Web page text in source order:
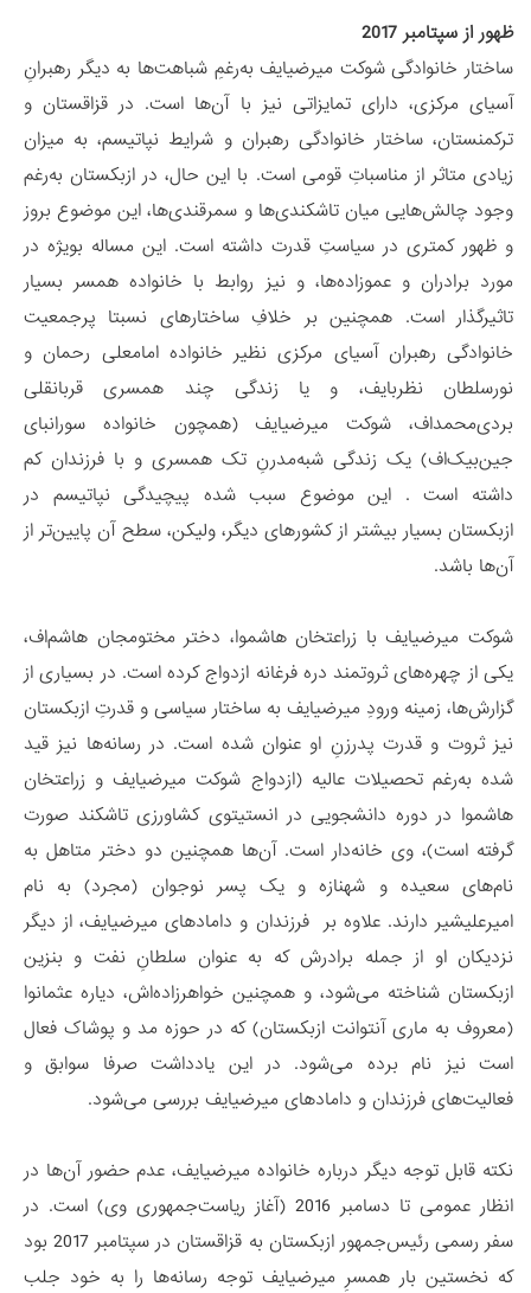
ظهور از سپتامبر 2017
ساختار خانوادگی شوکت میرضیایف به‌رغمِ شباهت‌ها به دیگر رهبرانِ
آسیای مرکزی، دارای تمایزاتی نیز با آن‌ها است. در قزاقستان و
ترکمنستان، ساختار خانوادگی رهبران و شرایط نپاتیسم، به میزان
زیادی متاثر از مناسباتِ قومی است. با این حال، در ازبکستان به‌رغم
وجود چالش‌هایی میان تاشکندی‌ها و سمرقندی‌ها، این موضوع بروز
و ظهور کمتری در سیاستِ قدرت داشته است. این مساله بویژه در
مورد برادران و عموزاده‌ها، و نیز روابط با خانواده همسر بسیار
تاثیرگذار است. همچنین بر خلافِ ساختارهای نسبتا پرجمعیت
خانوادگی رهبران آسیای مرکزی نظیر خانواده امامعلی رحمان و
نورسلطان نظربایف، و یا زندگی چند همسری قربانقلی
بردی‌محمداف، شوکت میرضیایف (همچون خانواده سورانبای
جین‌بیک‌اف) یک زندگی شبه‌مدرنِ تک همسری و با فرزندان کم
داشته است . این موضوع سبب شده پیچیدگی نپاتیسم در
ازبکستان بسیار بیشتر از کشورهای دیگر، ولیکن، سطح آن‌ پایین‌تر از
آن‌ها باشد.
شوکت میرضیایف با زراعتخان هاشموا، دختر مختومجان هاشم‌اف،
یکی از چهره‌های ثروتمند دره فرغانه ازدواج کرده است. در بسیاری از
گزارش‌ها، زمینه ورودِ میرضیایف به ساختار سیاسی و قدرتِ ازبکستان
نیز ثروت و قدرت پدرزنِ او عنوان شده است. در رسانه‌ها نیز قید
شده به‌رغم تحصیلات عالیه (ازدواج شوکت میرضیایف و زراعتخان
هاشموا در دوره دانشجویی در انستیتوی کشاورزی تاشکند صورت
گرفته است)، وی خانه‌دار است. آن‌ها همچنین دو دختر متاهل به
نام‌های سعیده و شهنازه و یک پسر نوجوان (مجرد) به نام
امیرعلیشیر دارند. علاوه بر فرزندان و دامادهای میرضیایف، از دیگر
نزدیکان او از جمله برادرش که به عنوان سلطانِ نفت و بنزین
ازبکستان شناخته می‌شود، و همچنین خواهرزاده‌اش، دیاره عثمانوا
(معروف به ماری آنتوانت ازبکستان) که در حوزه مد و پوشاک فعال
است نیز نام برده می‌شود. در این یادداشت صرفا سوابق و
فعالیت‌های فرزندان و دامادهای میرضیایف بررسی می‌‌شود.
نکته قابل توجه دیگر درباره خانواده میرضیایف، عدم حضور آن‌ها در
انظار عمومی تا دسامبر 2016 (آغاز ریاست‌جمهوری وی) است. در
سفر رسمی رئیس‌جمهور ازبکستان به قزاقستان در سپتامبر 2017 بود
که نخستین بار همسرِ میرضیایف توجه رسانه‌ها را به خود جلب